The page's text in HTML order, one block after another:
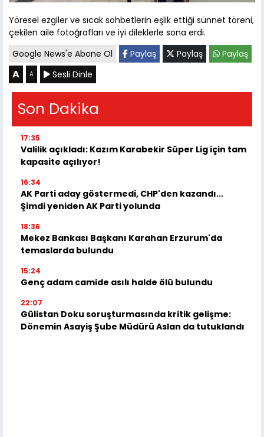
Yöresel ezgiler ve sıcak sohbetlerin eşlik ettiği sünnet töreni,
çekilen aile fotoğrafları ve iyi dileklerle sona erdi.
Google News'e Abone Ol
Paylaş Paylaş Paylaş
A A Sesli Dinle
Son Dakika
17:35
Valilik açıkladı: Kazım Karabekir Süper Lig için tam
kapasite açılıyor!
16:34
AK Parti aday göstermedi, CHP'den kazandı...
Şimdi yeniden AK Parti yolunda
18:36
Mekez Bankası Başkanı Karahan Erzurum'da
temaslarda bulundu
15:24
Genç adam camide asılı halde ölü bulundu
22:07
Gülistan Doku soruşturmasında kritik gelişme:
Dönemin Asayiş Şube Müdürü Aslan da tutuklandı